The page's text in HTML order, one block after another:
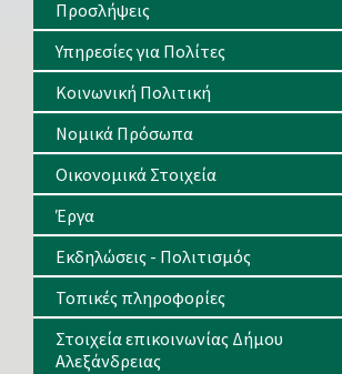
Προσλήψεις
Υπηρεσίες για Πολίτες
Κοινωνική Πολιτική
Νομικά Πρόσωπα
Οικονομικά Στοιχεία
Έργα
Εκδηλώσεις - Πολιτισμός
Τοπικές πληροφορίες
Στοιχεία επικοινωνίας Δήμου
Αλεξάνδρειας